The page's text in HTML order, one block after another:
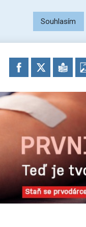
Souhlasím